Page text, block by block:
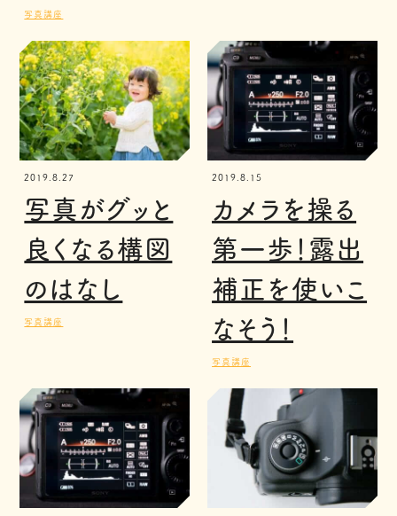
写真講座
2019.8.27
写真がグッと
良くなる構図
のはなし
写真講座
2019.8.15
カメラを操る
第一歩！露出
補正を使いこ
なそう！
写真講座